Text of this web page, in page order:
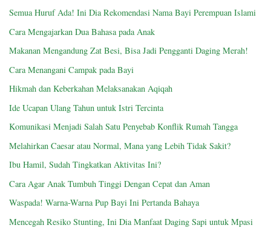
Semua Huruf Ada! Ini Dia Rekomendasi Nama Bayi Perempuan Islami
Cara Mengajarkan Dua Bahasa pada Anak
Makanan Mengandung Zat Besi, Bisa Jadi Pengganti Daging Merah!
Cara Menangani Campak pada Bayi
Hikmah dan Keberkahan Melaksanakan Aqiqah
Ide Ucapan Ulang Tahun untuk Istri Tercinta
Komunikasi Menjadi Salah Satu Penyebab Konflik Rumah Tangga
Melahirkan Caesar atau Normal, Mana yang Lebih Tidak Sakit?
Ibu Hamil, Sudah Tingkatkan Aktivitas Ini?
Cara Agar Anak Tumbuh Tinggi Dengan Cepat dan Aman
Waspada! Warna-Warna Pup Bayi Ini Pertanda Bahaya
Mencegah Resiko Stunting, Ini Dia Manfaat Daging Sapi untuk Mpasi